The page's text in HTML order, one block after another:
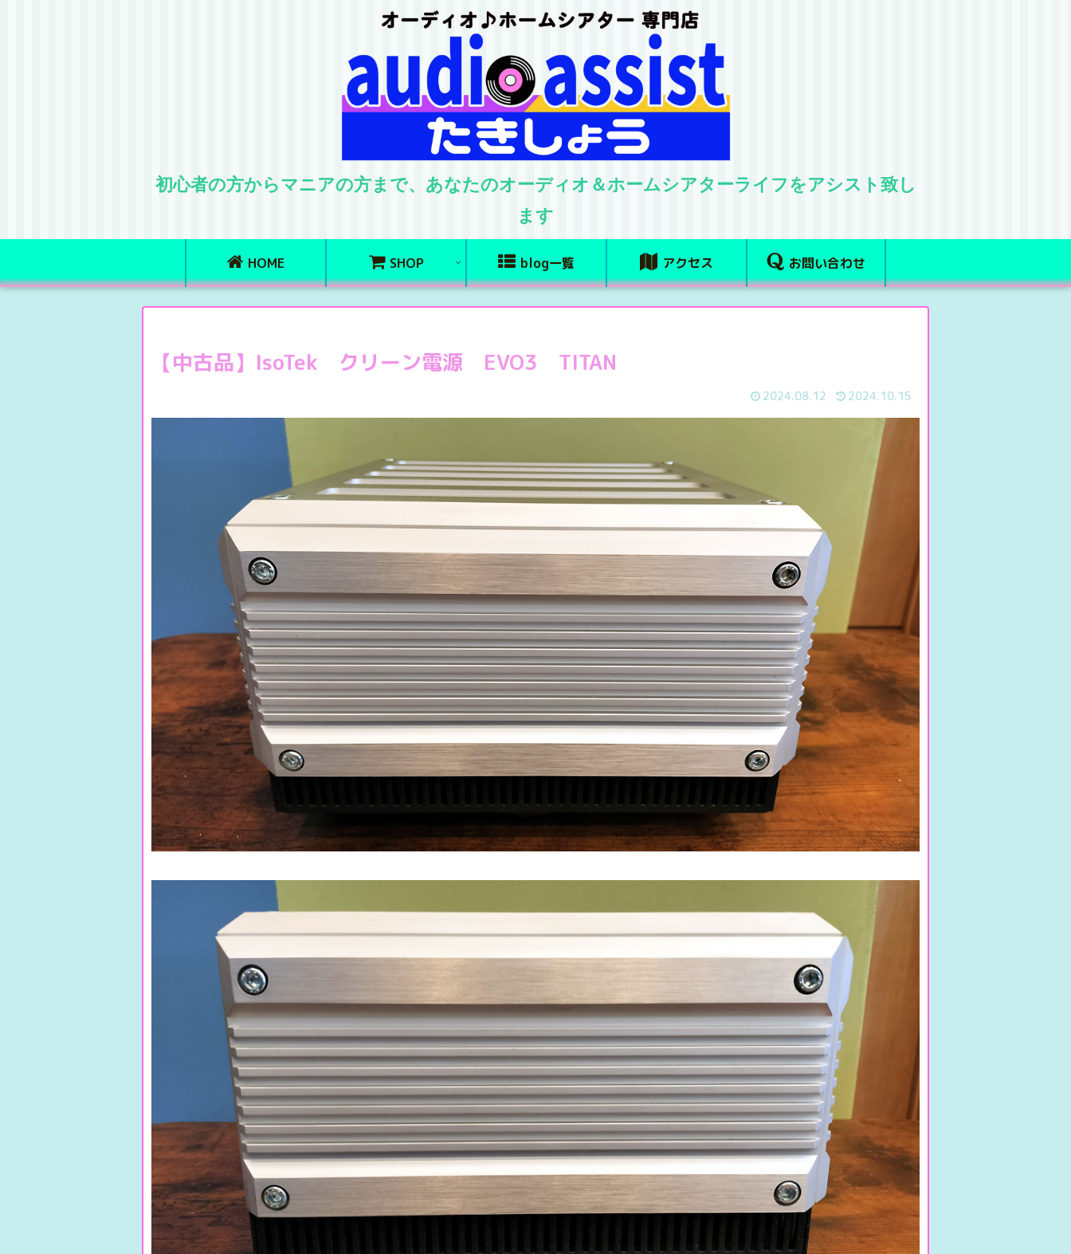
初心者の方からマニアの方まで、あなたのオーディオ＆ホームシアターライフをアシスト致し
ます
HOME SHOP blog一覧 アクセス お問い合わせ
【中古品】IsoTek クリーン電源 EVO3 TITAN
2024.08.12 2024.10.15